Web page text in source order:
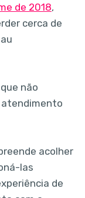
de 2018,
cerca de
não
atendimento
acolher
las
de